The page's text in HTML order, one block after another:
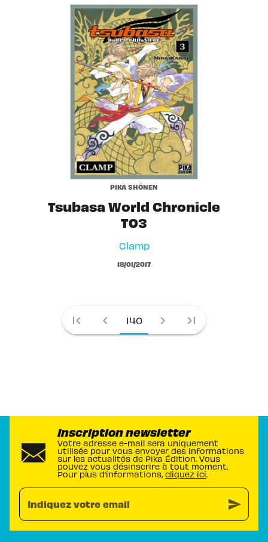
PIKA SHÔNEN
Tsubasa World Chronicle
T03
Clamp
18/01/2017
first_page chevron_left 140 chevron_right last_page
Inscription newsletter
Votre adresse e-mail sera uniquement
utilisée pour vous envoyer des informations
sur les actualités de Pika Édition. Vous
pouvez vous désinscrire à tout moment.
Pour plus d’informations, cliquez ici.
Indiquez votre email send